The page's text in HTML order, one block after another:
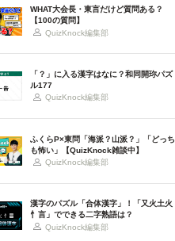
WHAT大会長・東言だけど質問ある？
【100の質問】
QuizKnock編集部
「？」に入る漢字はなに？和同開珎パズ
ル177
QuizKnock編集部
ふくらP×東問「海派？山派？」「どっち
も怖い」【QuizKnock雑談中】
QuizKnock編集部
漢字のパズル「合体漢字」！「又火土火
忄言」でできる二字熟語は？
QuizKnock編集部